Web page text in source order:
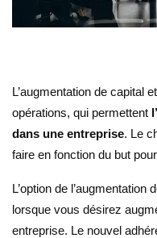
L’augmentation de capital
opérations, qui permettent
dans une entreprise. Le
faire en fonction du but
L’option de
lorsque vous désirez
entreprise. Le nouvel